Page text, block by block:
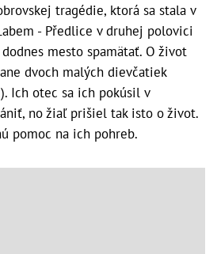
tragédie, ktorá sa stala v
- Předlice v druhej polovici
mesto spamätať. O život
dvoch malých dievčatiek
Ich otec sa ich pokúsil v
no žiaľ prišiel tak isto o život.
pomoc na ich pohreb.